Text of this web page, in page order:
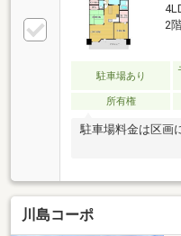
2
駐車場あり
所有権
駐車場料金は区画
川島コーポ